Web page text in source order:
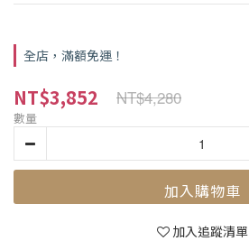
全店，滿額免運！
NT$3,852 NT$4,280
數量
加入購物車
加入追蹤清單